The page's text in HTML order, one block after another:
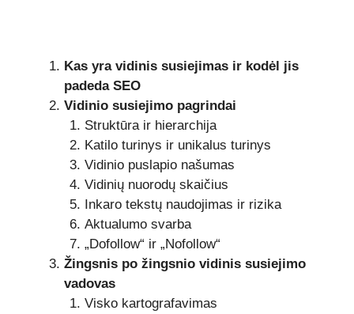
Kas yra vidinis susiejimas ir kodėl jis
padeda SEO
Vidinio susiejimo pagrindai
Struktūra ir hierarchija
Katilo turinys ir unikalus turinys
Vidinio puslapio našumas
Vidinių nuorodų skaičius
Inkaro tekstų naudojimas ir rizika
Aktualumo svarba
„Dofollow“ ir „Nofollow“
Žingsnis po žingsnio vidinis susiejimo
vadovas
Visko kartografavimas